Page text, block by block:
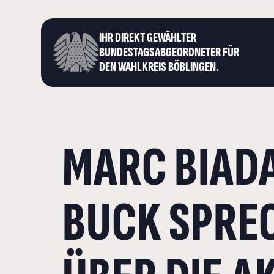
IHR DIREKT GEWÄHLTER
BUNDESTAGS­ABGEORDNETER FÜR
DEN WAHLKREIS BÖBLINGEN.
MARC
BUCK